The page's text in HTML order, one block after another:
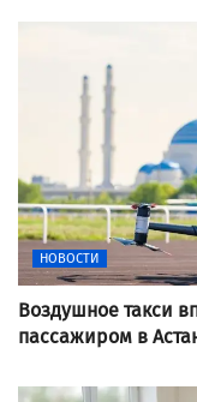
НОВОСТИ
Воздушное такси
пассажиром в